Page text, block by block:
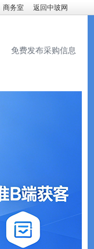
商务室 返回中玻网
免费发布采购信息